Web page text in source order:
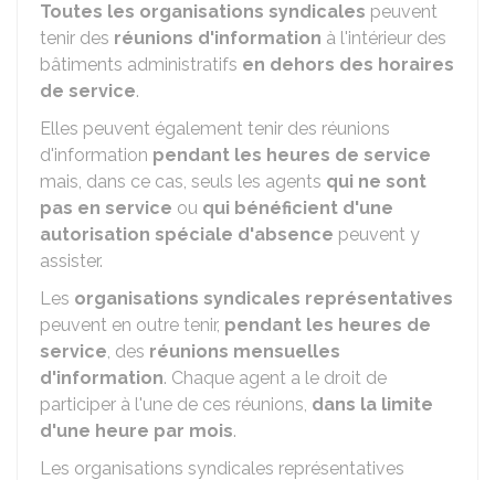
Toutes les organisations syndicales peuvent
tenir des réunions d'information à l'intérieur des
bâtiments administratifs en dehors des horaires
de service.
Elles peuvent également tenir des réunions
d'information pendant les heures de service
mais, dans ce cas, seuls les agents qui ne sont
pas en service ou qui bénéficient d'une
autorisation spéciale d'absence peuvent y
assister.
Les organisations syndicales représentatives
peuvent en outre tenir, pendant les heures de
service, des réunions mensuelles
d'information. Chaque agent a le droit de
participer à l'une de ces réunions, dans la limite
d'une heure par mois.
Les organisations syndicales représentatives